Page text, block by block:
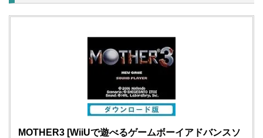
MOTHER3 [WiiUで遊べるゲームボーイアドバンスソ